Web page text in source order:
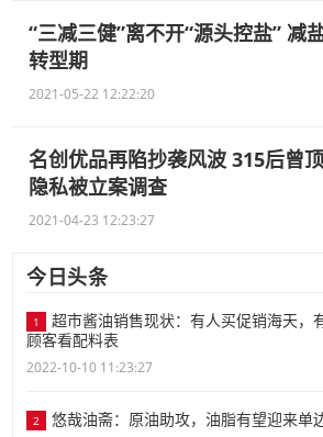
“三减三健”离不开“源头控盐” 减
转型期
2021-05-22 12:22:20
名创优品再陷抄袭风波 315后曾
隐私被立案调查
2021-04-23 12:23:27
今日头条
1
超市酱油销售现状：有人买促销海天，
顾客看配料表
2022-10-10 11:23:27
2 悠哉油斋：原油助攻，油脂有望迎来单